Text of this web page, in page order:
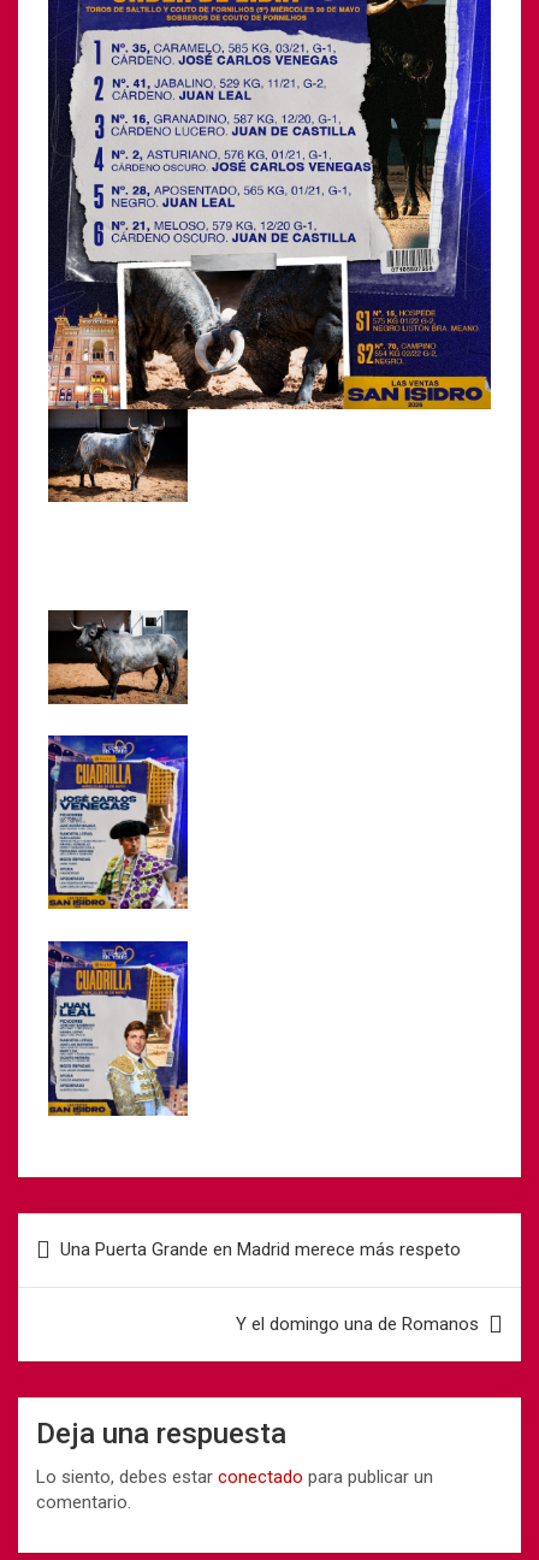
Una Puerta Grande en Madrid merece más respeto
Y el domingo una de Romanos
Deja una respuesta
Lo siento, debes estar conectado para publicar un
comentario.